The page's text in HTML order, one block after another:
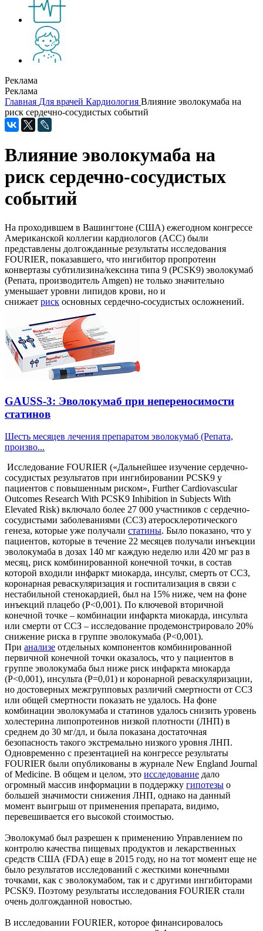
Реклама
Реклама
Главная Для врачей Кардиология Влияние эволокумаба на
риск сердечно-сосудистых событий
Влияние эволокумаба на
риск сердечно-сосудистых
событий
На проходившем в Вашингтоне (США) ежегодном конгрессе
Американской коллегии кардиологов (ACC) были
представлены долгожданные результаты исследования
FOURIER, показавшего, что ингибитор пропротеин
конвертазы субтилизина/кексина типа 9 (PCSK9) эволокумаб
(Репата, производитель Amgen) не только значительно
уменьшает уровни липидов крови, но и
снижает риск основных сердечно-сосудистых осложнений.
GAUSS-3: Эволокумаб при непереносимости
статинов
Шесть месяцев лечения препаратом эволокумаб (Репата,
произво...
Исследование FOURIER («Дальнейшее изучение сердечно-
сосудистых результатов при ингибировании PCSK9 у
пациентов с повышенным риском», Further Cardiovascular
Outcomes Research With PCSK9 Inhibition in Subjects With
Elevated Risk) включало более 27 000 участников с сердечно-
сосудистыми заболеваниями (ССЗ) атеросклеротического
генеза, которые уже получали статины. Было показано, что у
пациентов, которые в течение 22 месяцев получали инъекции
эволокумаба в дозах 140 мг каждую неделю или 420 мг раз в
месяц, риск комбинированной конечной точки, в состав
которой входили инфаркт миокарда, инсульт, смерть от ССЗ,
коронарная реваскуляризация и госпитализация в связи с
нестабильной стенокардией, был на 15% ниже, чем на фоне
инъекций плацебо (P<0,001). По ключевой вторичной
конечной точке – комбинации инфаркта миокарда, инсульта
или смерти от ССЗ – исследование продемонстрировало 20%
снижение риска в группе эволокумаба (P<0,001).
При анализе отдельных компонентов комбинированной
первичной конечной точки оказалось, что у пациентов в
группе эволокумаба был ниже риск инфаркта миокарда
(P<0,001), инсульта (P=0,01) и коронарной реваскуляризации,
но достоверных межгрупповых различий смертности от ССЗ
или общей смертности показать не удалось. На фоне
комбинации эволокумаба и статинов удалось снизить уровень
холестерина липопротеинов низкой плотности (ЛНП) в
среднем до 30 мг/дл, и была показана достаточная
безопасность такого экстремально низкого уровня ЛНП.
Одновременно с презентацией на конгрессе результаты
FOURIER были опубликованы в журнале New England Journal
of Medicine. В общем и целом, это исследование дало
огромный массив информации в поддержку гипотезы о
большей значимости снижения ЛНП, однако на данный
момент выигрыш от применения препарата, видимо,
перевешивается его высокой стоимостью.
Эволокумаб был разрешен к применению Управлением по
контролю качества пищевых продуктов и лекарственных
средств США (FDA) еще в 2015 году, но на тот момент еще не
было результатов исследований с жесткими конечными
точками, как с эволокумабом, так и с другими ингибиторами
PCSK9. Поэтому результаты исследования FOURIER стали
очень долгожданной новостью.
В исследовании FOURIER, которое финансировалось